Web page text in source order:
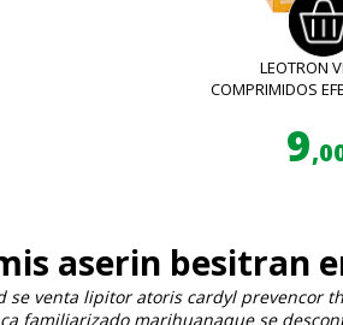
LEOTRON
COMPRIMIDOS
9
aserin besitran
venta lipitor atoris cardyl
familiarizado marihuanaque se